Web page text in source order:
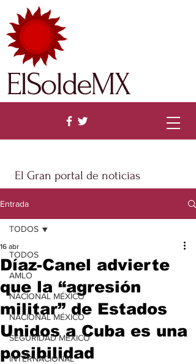
El Gran portal de noticias
ElSoldeMX
Entrada
TODOS
AMLO
NACIONAL MÉXICO
NACIONAL MÉXICO
SEGURIDAD MÉXICO
INTERNACIONAL
TODOS
Díaz-Canel advierte
que la “agresión
militar” de Estados
Unidos a Cuba es una
posibilidad
16 abr